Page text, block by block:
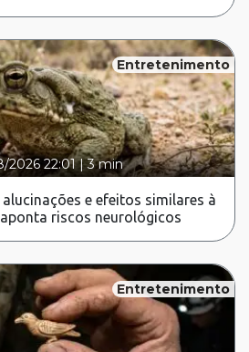
Entretenimento
2026 22:01|3 min
e efeitos similares à
riscos neurológicos
Entretenimento